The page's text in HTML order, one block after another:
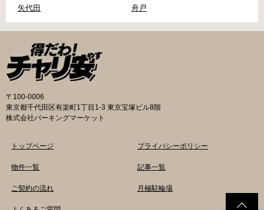
矢代田
舟戸
〒100-0006
東京都千代田区有楽町1丁目1-3 東京宝塚ビル8階
株式会社パーキングマーケット
トップページ
物件一覧
ご契約の流れ
プライバシーポリシー
記事一覧
月極駐輪場